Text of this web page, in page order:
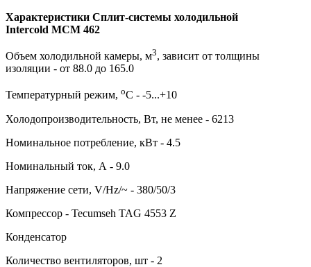
Характеристики Сплит-системы холодильной
Intercold MCM 462
Объем холодильной камеры, м3, зависит от толщины
изоляции - от 88.0 до 165.0
Температурный режим, оС - -5...+10
Холодопроизводительность, Вт, не менее - 6213
Номинальное потребление, кВт - 4.5
Номинальный ток, А - 9.0
Напряжение сети, V/Hz/~ - 380/50/3
Компрессор - Tecumseh TAG 4553 Z
Конденсатор
Количество вентиляторов, шт - 2